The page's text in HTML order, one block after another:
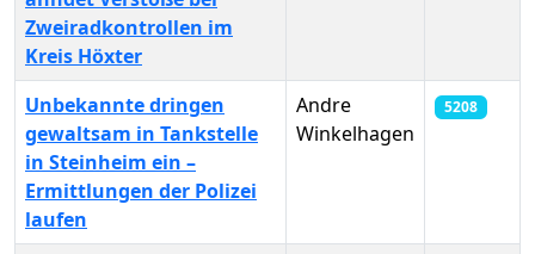
Zweiradkontrollen im
Kreis Höxter
Unbekannte dringen
gewaltsam in Tankstelle
in Steinheim ein –
Ermittlungen der Polizei
laufen
Andre
Winkelhagen
5208